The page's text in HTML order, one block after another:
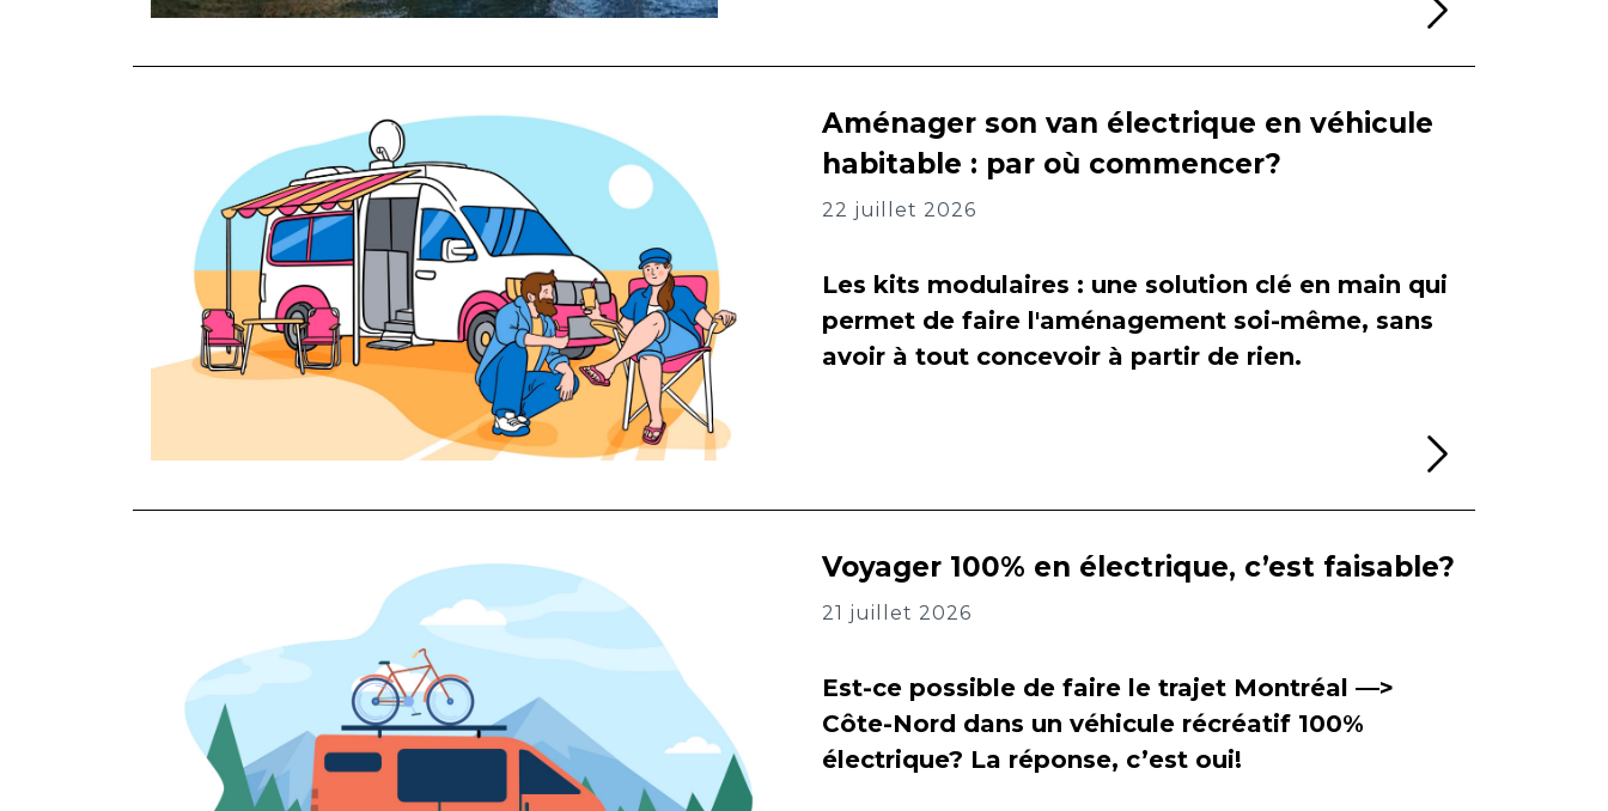
Aménager son van électrique en véhicule
habitable : par où commencer?
22 juillet 2026
Les kits modulaires : une solution clé en main qui
permet de faire l'aménagement soi-même, sans
avoir à tout concevoir à partir de rien.
Voyager 100% en électrique, c’est faisable?
21 juillet 2026
Est-ce possible de faire le trajet Montréal —>
Côte-Nord dans un véhicule récréatif 100%
électrique? La réponse, c’est oui!